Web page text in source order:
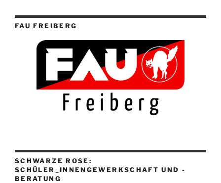
FAU FREIBERG
SCHWARZE ROSE:
SCHÜLER_INNENGEWERKSCHAFT UND -
BERATUNG